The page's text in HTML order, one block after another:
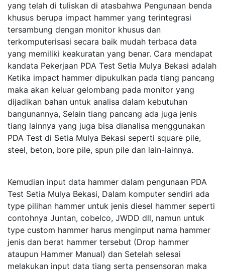
yang telah di tuliskan di atasbahwa Pengunaan benda
khusus berupa impact hammer yang terintegrasi
tersambung dengan monitor khusus dan
terkomputerisasi secara baik mudah terbaca data
yang memiliki keakuratan yang benar. Cara mendapat
kandata Pekerjaan PDA Test Setia Mulya Bekasi adalah
Ketika impact hammer dipukulkan pada tiang pancang
maka akan keluar gelombang pada monitor yang
dijadikan bahan untuk analisa dalam kebutuhan
bangunannya, Selain tiang pancang ada juga jenis
tiang lainnya yang juga bisa dianalisa menggunakan
PDA Test di Setia Mulya Bekasi seperti square pile,
steel, beton, bore pile, spun pile dan lain-lainnya.
Kemudian input data hammer dalam pengunaan PDA
Test Setia Mulya Bekasi, Dalam komputer sendiri ada
type pilihan hammer untuk jenis diesel hammer seperti
contohnya Juntan, cobelco, JWDD dll, namun untuk
type custom hammer harus menginput nama hammer
jenis dan berat hammer tersebut (Drop hammer
ataupun Hammer Manual) dan Setelah selesai
melakukan input data tiang serta pensensoran maka